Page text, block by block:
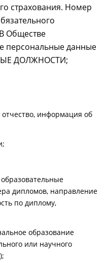
страхования. Номер
Обществе
персональные данные
ДОЛЖНОСТИ;
информация об
дипломов, направление
по диплому,
образование
или научного